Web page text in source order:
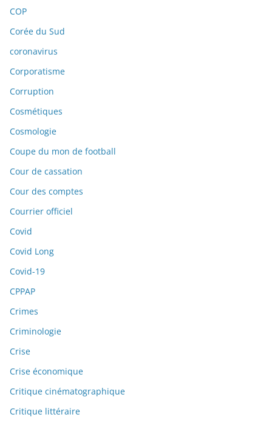
COP
Corée du Sud
coronavirus
Corporatisme
Corruption
Cosmétiques
Cosmologie
Coupe du mon de football
Cour de cassation
Cour des comptes
Courrier officiel
Covid
Covid Long
Covid-19
CPPAP
Crimes
Criminologie
Crise
Crise économique
Critique cinématographique
Critique littéraire